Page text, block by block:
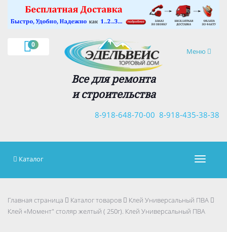
0
Навигация
Меню
Все для ремонта
и строительства
8-918-435-38-38
8-918-648-70-00
×
Каталог
Главная страница Каталог товаров
Клей Универсальный ПВА
Клей «Момент" столяр желтый ( 250г). Клей Универсальный ПВА